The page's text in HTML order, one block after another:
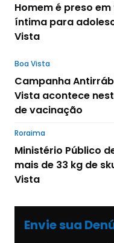
Homem é preso
íntima para
Vista
Boa Vista
Campanha
Vista acontece
de vacinação
Roraima
Ministério Público
mais de 33 kg de
Vista
Envie sua